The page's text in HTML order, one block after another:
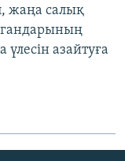
жаңа салық
азайтуға